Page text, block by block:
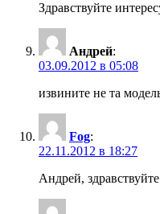
Здравствуйте
Андрей:
03.09.2012 в 05:08
извините не та
Fog:
22.11.2012 в 18:27
Андрей,